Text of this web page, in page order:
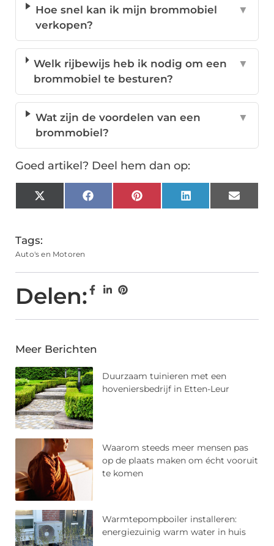
Hoe snel kan ik mijn brommobiel
verkopen?
▼
Welk rijbewijs heb ik nodig om een
brommobiel te besturen?
▼
Wat zijn de voordelen van een
brommobiel?
▼
Goed artikel? Deel hem dan op:
X
(Twitter)
FacebookPinterestLinkedInEmail
Tags:
Auto's en Motoren
Delen:
Meer Berichten
Duurzaam tuinieren met een
hoveniersbedrijf in Etten-Leur
Waarom steeds meer mensen pas
op de plaats maken om écht vooruit
te komen
Warmtepompboiler installeren:
energiezuinig warm water in huis